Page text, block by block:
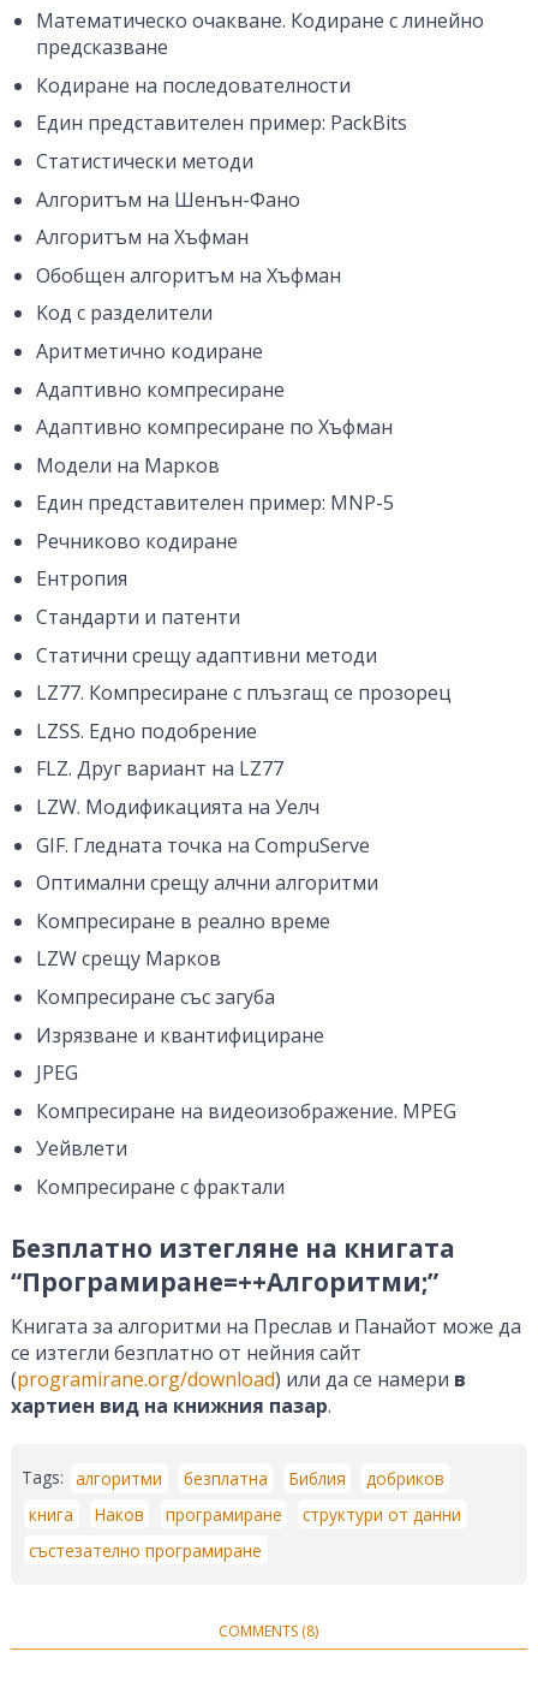
Математическо очакване. Кодиране с линейно
предсказване
Кодиране на последователности
Един представителен пример: PackBits
Статистически методи
Алгоритъм на Шенън-Фано
Алгоритъм на Хъфман
Обобщен алгоритъм на Хъфман
Kод с разделители
Аритметично кодиране
Адаптивно компресиране
Адаптивно компресиране по Хъфман
Модели на Марков
Един представителен пример: MNP-5
Речниково кодиране
Ентропия
Стандарти и патенти
Статични срещу адаптивни методи
LZ77. Компресиране с плъзгащ се прозорец
LZSS. Едно подобрение
FLZ. Друг вариант на LZ77
LZW. Модификацията на Уелч
GIF. Гледната точка на CompuServe
Оптимални срещу алчни алгоритми
Компресиране в реално време
LZW срещу Марков
Компресиране със загуба
Изрязване и квантифициране
JPEG
Компресиране на видеоизображение. MPEG
Уейвлети
Компресиране с фрактали
Безплатно изтегляне на книгата
“Програмиране=++Алгоритми;”
Книгата за алгоритми на Преслав и Панайот може да
се изтегли безплатно от нейния сайт
(programirane.org/download) или да се намери в
хартиен вид на книжния пазар.
Tags: алгоритми безплатна Библия
добриков
книга
Наков програмиране
структури от данни
състезателно програмиране
COMMENTS (8)